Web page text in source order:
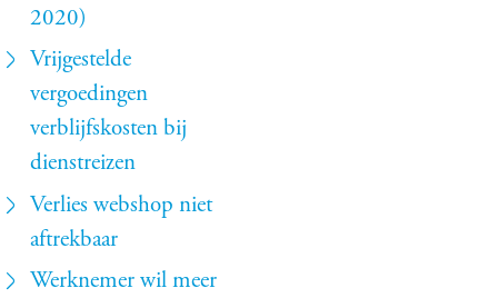
2020)
Vrijgestelde
vergoedingen
verblijfskosten bij
dienstreizen
Verlies webshop niet
aftrekbaar
Werknemer wil meer